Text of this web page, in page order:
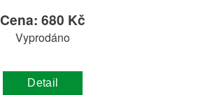
Cena: 680 Kč
Vyprodáno
Detail